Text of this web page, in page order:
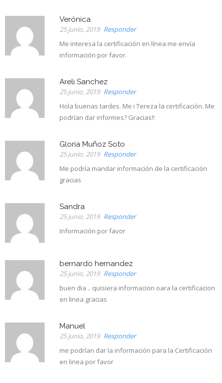
Verónica
25 junio, 2019 Responder
Me interesa la certificación en línea me envía
información por favor.
Areli Sanchez
25 junio, 2019 Responder
Hola buenas tardes. Me i Tereza la certificación. Me
podrían dar informes? Gracias!!
Gloria Muñoz Soto
25 junio, 2019 Responder
Me podría mandar información de la certificación
gracias
Sandra
25 junio, 2019 Responder
Información por favor
bernardo hernandez
25 junio, 2019 Responder
buen dia .. quisiera informacion oara la certificacion
en linea gracias
Manuel
25 junio, 2019 Responder
me podrían dar la información para la Certificación
en linea por favor